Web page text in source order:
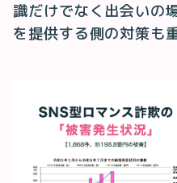
識だけでなく出会いの
を提供する側の対策も